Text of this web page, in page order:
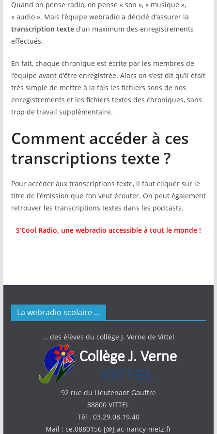
Quand on pense radio, on pense « son », « musique »,
« audio ». Mais l’équipe webradio a décidé d’assurer la
transcription texted’un maximum des enregistrements
effectués.
En fait, chaque chronique est écrite par les membres de
l’équipe avant d’être enregistrée. Alors on s’est dit qu’il était
très simple de mettre à la fois les fichiers sons de nos
enregistrements et les fichiers textes des chroniques, sans
trop de travail supplémentaire.
Comment accéder à ces
transcriptions texte ?
Pour accéder aux transcriptions texte, il faut cliquer sur le
titre de l’émission que l’on veut écouter. On peut également
retrouver les transcriptions textes dans les podcasts.
S’Cool Radio, une webradio accessible à tout le monde !
La webradio scolaire …
... des élèves du collège J. Verne de Vittel
92 rue du Lieutenant Gauffre
88800 VITTEL
Tél : 03.29.08.19.40
Mail : ce.0880156 [@] ac-nancy-metz.fr